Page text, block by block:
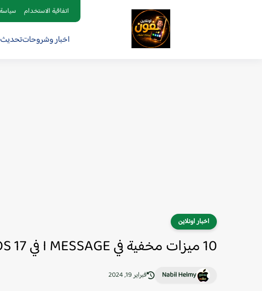
اتفاقية الاستخدام
اخبار وشروحاتتحديث iOS 18
اخبار اونلاين
10 ميزات مخفية في I MESSAGE في iOS 17
Nabil Helmy فبراير 19, 2024